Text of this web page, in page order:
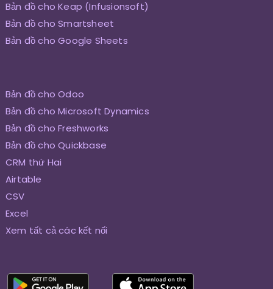
Bản đồ cho Keap (Infusionsoft)
Bản đồ cho Smartsheet
Bản đồ cho Google Sheets
Bản đồ cho Odoo
Bản đồ cho Microsoft Dynamics
Bản đồ cho Freshworks
Bản đồ cho Quickbase
CRM thứ Hai
Airtable
CSV
Excel
Xem tất cả các kết nối